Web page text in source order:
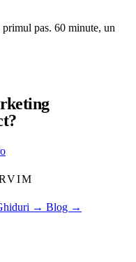
pas. 60 minute, un
→ Blog →